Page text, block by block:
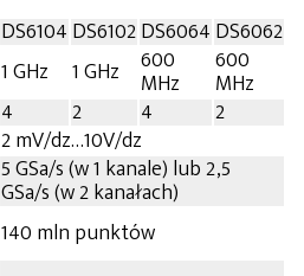
DS6104 DS6102DS6064 DS6062
1 GHz 1 GHz 600
MHz
600
MHz
4 2 4
2
2 mV/dz…10V/dz
5 GSa/s (w 1 kanale) lub 2,5
GSa/s (w 2 kanałach)
140 mln punktów